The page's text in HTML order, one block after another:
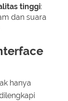
tinggi:
dan suara
hanya